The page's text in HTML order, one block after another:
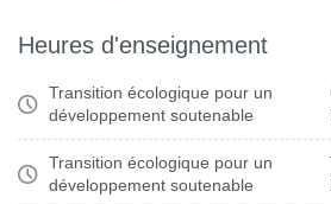
des sciences sociales et des
Les TD sont l'occasion de travailler
autour de cette question de la
manière disciplinaire, à l'échelle des
Heures d'enseignement
Transition écologique pour un
développement soutenable
Transition écologique pour un
développement soutenable